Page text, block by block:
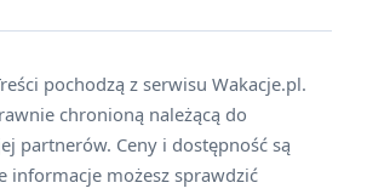
pochodzą z serwisu Wakacje.pl.
chronioną należącą do
partnerów. Ceny i dostępność są
informacje możesz sprawdzić